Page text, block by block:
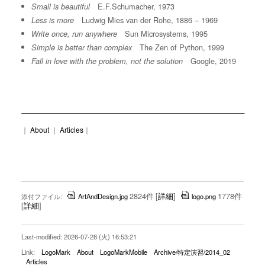
Small is beautifulE.F.Schumacher, 1973
Less is more Ludwig Mies van der Rohe, 1886 – 1969
Write once, run anywhere Sun Microsystems, 1995
Simple is better than complexThe Zen of Python, 1999
Fall in love with the problem, not the solution Google, 2019
｜ About｜ Articles｜
添付ファイル: ArtAndDesign.jpg2824件[詳細] logo.png 1778件
[詳細]
Last-modified: 2026-07-28 (火) 16:53:21
Link:
LogoMark About LogoMarkMobile
Archive/特定演習/2014_02
Articles